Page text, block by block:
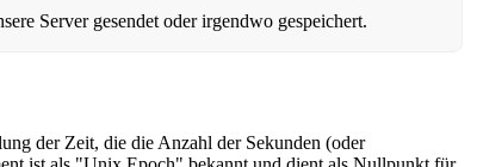
Server gesendet oder irgendwo gespeichert.
der Zeit, die die Anzahl der Sekunden (oder